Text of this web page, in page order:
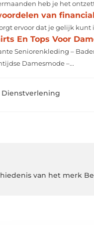
heb je het
van
ervoor dat je gelijk kunt
En Tops Voor
Seniorenkleding –
Damesmode –...
Dienstverlening
van het merk